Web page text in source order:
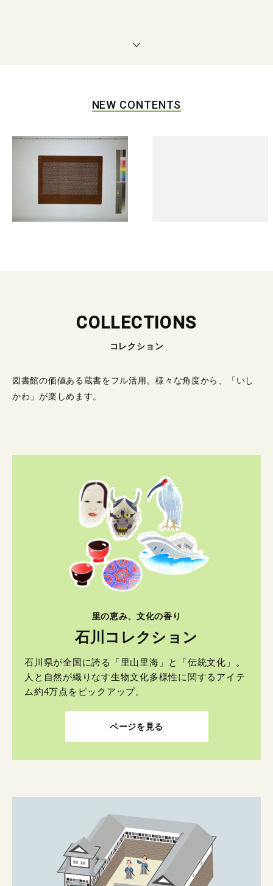
NEW CONTENTS
COLLECTIONS
コレクション
図書館の価値ある蔵書をフル活用。様々な角度から、「いし
かわ」が楽しめます。
里の恵み、文化の香り
石川コレクション
石川県が全国に誇る「里山里海」と「伝統文化」。
人と自然が織りなす生物文化多様性に関するアイテ
ム約4万点をピックアップ。
ページを見る